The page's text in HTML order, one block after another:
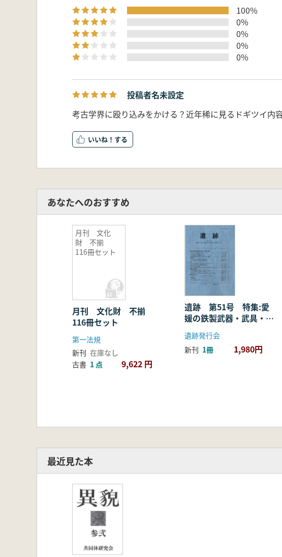
100%
0%
0%
0%
0%
投稿者名未設定
考古学界に殴り込みをかける？近年稀に見るドギツイ内
いいね！
あなたへのおすすめ
月刊 文化
財 不揃
116冊セット
月刊 文化財 不揃
116冊セット
第一法規
新刊 在庫なし
古書 1 点 9,622 円
遺跡 第51号 特集:愛
媛の鉄製武器・武具・農
工漁具(補遺)
遺跡発行会
新刊 1冊 1,980円
最近見た本